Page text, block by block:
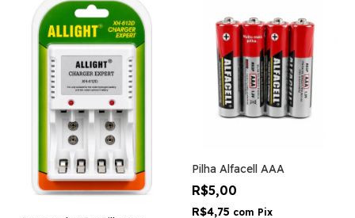
Pilha Alfacell AAA
R$5,00
R$4,75 com Pix